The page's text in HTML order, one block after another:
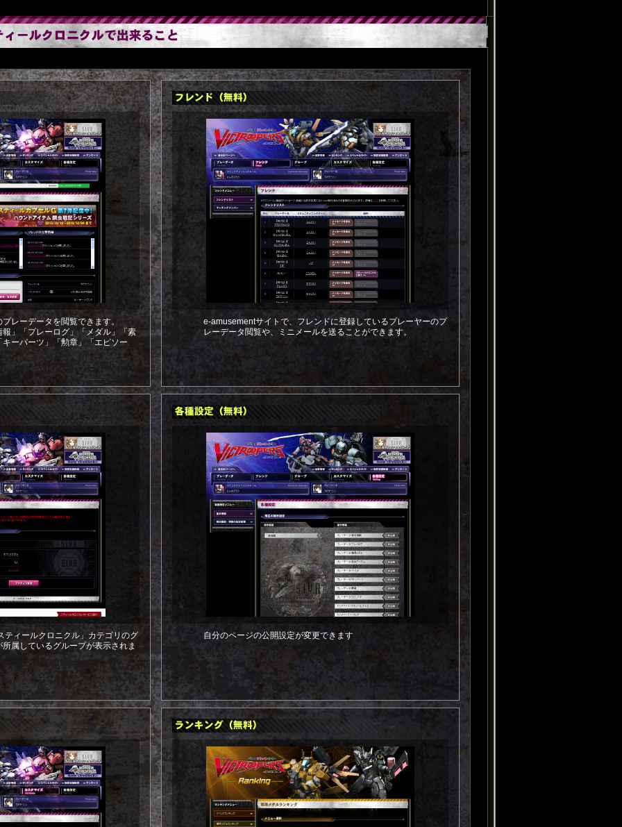
レーデータを閲覧できます。
」「プレーログ」「メダル」「素
ーパーツ」「勲章」「エピソー
e-amusementサイトで、フレンドに登録しているプレーヤーのプ
レーデータ閲覧や、ミニメールを送ることができます。
ィールクロニクル」カテゴリのグ
属しているグループが表示されま
自分のページの公開設定が変更できます